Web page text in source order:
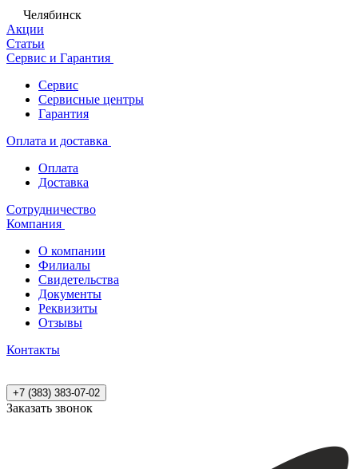
Челябинск
Акции
Статьи
Сервис и Гарантия
Сервис
Сервисные центры
Гарантия
Оплата и доставка
Оплата
Доставка
Сотрудничество
Компания
О компании
Филиалы
Свидетельства
Документы
Реквизиты
Отзывы
Контакты
+7 (383) 383-07-02
Заказать звонок